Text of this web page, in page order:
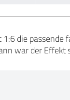
die passende
war der